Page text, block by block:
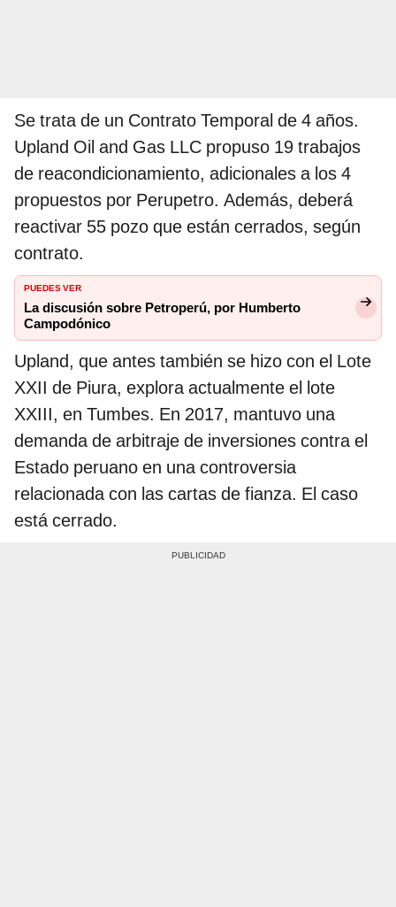
Se trata de un Contrato Temporal de 4 años.
Upland Oil and Gas LLC propuso 19 trabajos
de reacondicionamiento, adicionales a los 4
propuestos por Perupetro. Además, deberá
reactivar 55 pozo que están cerrados, según
contrato.
PUEDES VER
La discusión sobre Petroperú, por Humberto
Campodónico
Upland, que antes también se hizo con el Lote
XXII de Piura, explora actualmente el lote
XXIII, en Tumbes. En 2017, mantuvo una
demanda de arbitraje de inversiones contra el
Estado peruano en una controversia
relacionada con las cartas de fianza. El caso
está cerrado.